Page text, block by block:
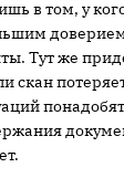
в том, у
Тут же
скан